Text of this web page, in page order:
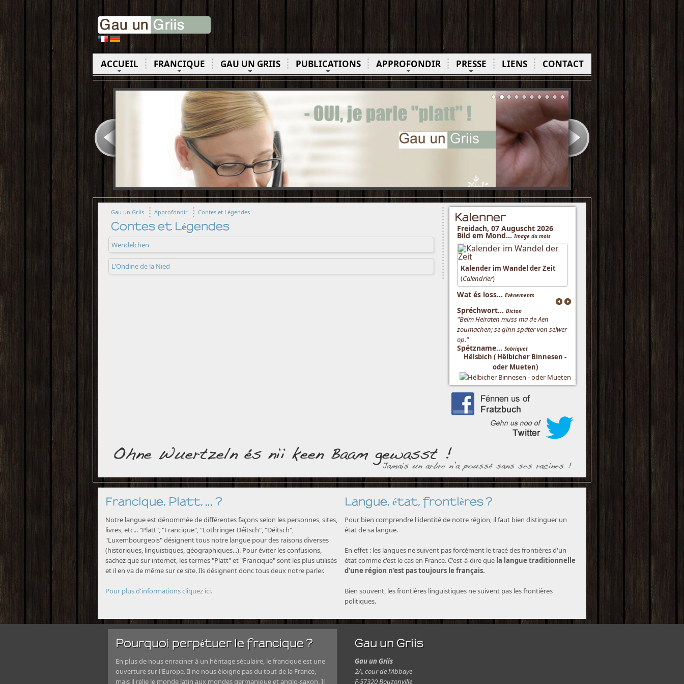
ACCUEIL FRANCIQUE GAU UN GRIIS PUBLICATIONS APPROFONDIR PRESSE LIENS CONTACT
Gau un Griis Approfondir Contes et Légendes
Contes et Légendes
Wendelchen
L'Ondine de la Nied
Kalenner
Freidach, 07 Auguscht 2026
Bild em Mond...Image du mois
Kalender im Wandel der Zeit
(Calendrier)
Wat és loss... Evènements
Spréchwort... Dicton
"Beim Heiraten muss ma de Aen
zoumachen; se ginn später von selwer
op."
Spétzname... Sobriquet
Hëlsbich ( Hëlbicher Binnesen -
oder Mueten)
Francique, Platt, ... ?
Notre langue est dénommée de différentes façons selon les personnes, sites,
livres, etc... "Platt", "Francique", "Lothringer Déitsch", "Déitsch",
"Luxembourgeois" désignent tous notre langue pour des raisons diverses
(historiques, linguistiques, géographiques...). Pour éviter les confusions,
sachez que sur internet, les termes "Platt" et "Francique" sont les plus utilisés
et il en va de même sur ce site. Ils désignent donc tous deux notre parler.
Pour plus d'informations cliquez ici.
Langue, état, frontières ?
Pour bien comprendre l'identité de notre région, il faut bien distinguer un
état de sa langue.
En effet : les langues ne suivent pas forcément le tracé des frontières d'un
état comme c'est le cas en France. C'est-à-dire que la langue traditionnelle
d'une région n'est pas toujours le français.
Bien souvent, les frontières linguistiques ne suivent pas les frontières
politiques.
Pourquoi perpétuer le francique ?
En plus de nous enraciner à un héritage séculaire, le francique est une
ouverture sur l'Europe. Il ne nous éloigne pas du tout de la France,
mais il relie le monde latin aux mondes germanique et anglo-saxon. Il
Gau un Griis
Gau un Griis
2A, cour de l'Abbaye
F-57320 Bouzonville